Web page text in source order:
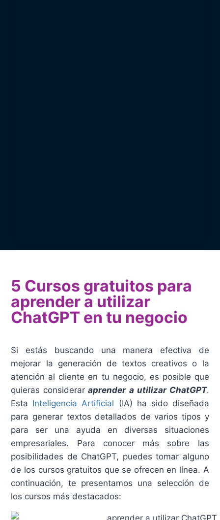
5 Cursos gratuitos para
aprender a utilizar
ChatGPT en tu negocio
Si estás buscando una manera efectiva de
mejorar la generación de textos creativos o la
atención al cliente en tu negocio, es posible que
quieras considerar aprender a utilizar ChatGPT.
Esta Inteligencia Artificial (IA) ha sido diseñada
para generar textos detallados de varios tipos y
para ser una ayuda en diversas situaciones
empresariales. Para conocer más sobre las
posibilidades de ChatGPT, puedes tomar alguno
de los cursos gratuitos que se ofrecen en línea. A
continuación, te presentamos una selección de
los cursos más destacados: